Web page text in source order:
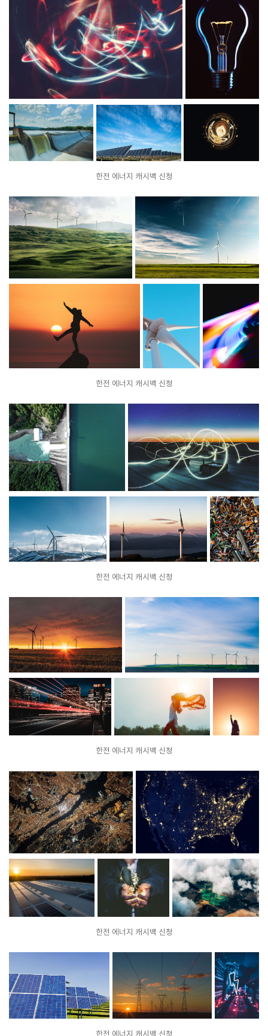
한전 에너지 캐시백 신청
한전 에너지 캐시백 신청
한전 에너지 캐시백 신청
한전 에너지 캐시백 신청
한전 에너지 캐시백 신청
한전 에너지 캐시백 신청